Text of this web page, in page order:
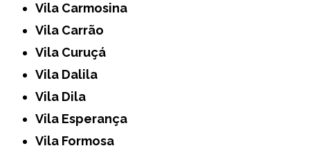
Vila Carmosina
Vila Carrão
Vila Curuçá
Vila Dalila
Vila Dila
Vila Esperança
Vila Formosa